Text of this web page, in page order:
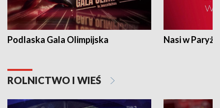
Podlaska Gala Olimpijska Nasi w Paryżu
ROLNICTWO I WIEŚ